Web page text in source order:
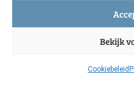
Bekijk
Cookiebeleid
Zij maken de beste
je geliefde dier. Oerkracht
De Groene Os